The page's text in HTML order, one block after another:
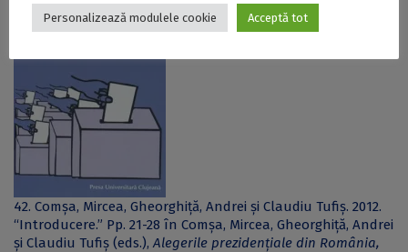
42. Comșa, Mircea, Gheorghiță, Andrei și Claudiu Tufiș. 2012.
“Introducere.” Pp. 21-28 în Comșa, Mircea, Gheorghiță, Andrei
și Claudiu Tufiș (eds.),Alegerile prezidențiale din România,
Personalizează modulele cookie Acceptă tot